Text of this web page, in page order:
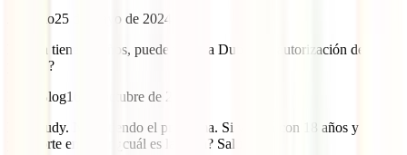
Antonio25 de mayo de 2024
Mi hija tiene 17 años, puede viajar a Dubái sin autorización de los
padres ?
IATI Blog16 de octubre de 2023
Hola Judy. No entiendo el problema. Si viajará con 18 años y
pasaporte en vigor ¿cuál es la duda? Saludos.